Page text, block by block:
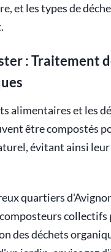
et les types de
: Traitement
alimentaires et les
être compostés
évitant ainsi leur
quartiers
des déchets